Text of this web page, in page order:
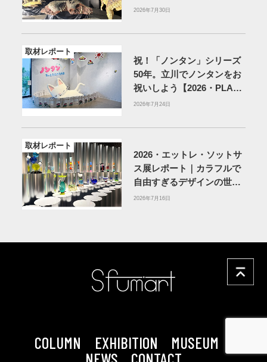
を紹介
2026年7月30日
取材レポート
祝！「ノンタン」シリーズ
50年。立川でノンタンをお
祝いしよう【2026・PLAY!
MUSEUM】
2026年7月24日
取材レポート
2026・エットレ・ソットサ
ス展レポート｜カラフルで
自由すぎるデザインの世界
を体験
2026年7月16日
COLUMN EXHIBITION
MUSEUM